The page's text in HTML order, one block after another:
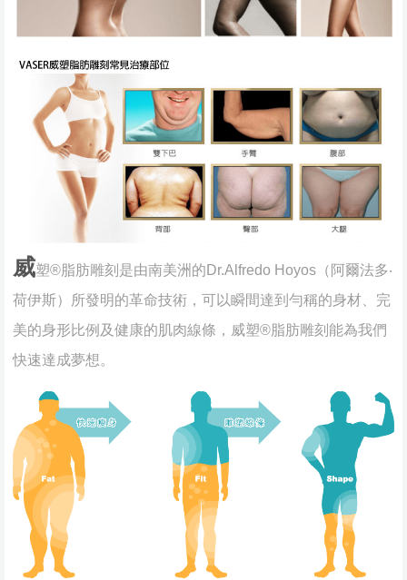
威塑®脂肪雕刻是由南美洲的Dr.Alfredo Hoyos（阿爾法多‧
荷伊斯）所發明的革命技術，可以瞬間達到勻稱的身材、完
美的身形比例及健康的肌肉線條，威塑®脂肪雕刻能為我們
快速達成夢想。